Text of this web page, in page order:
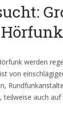
werden
von
auch